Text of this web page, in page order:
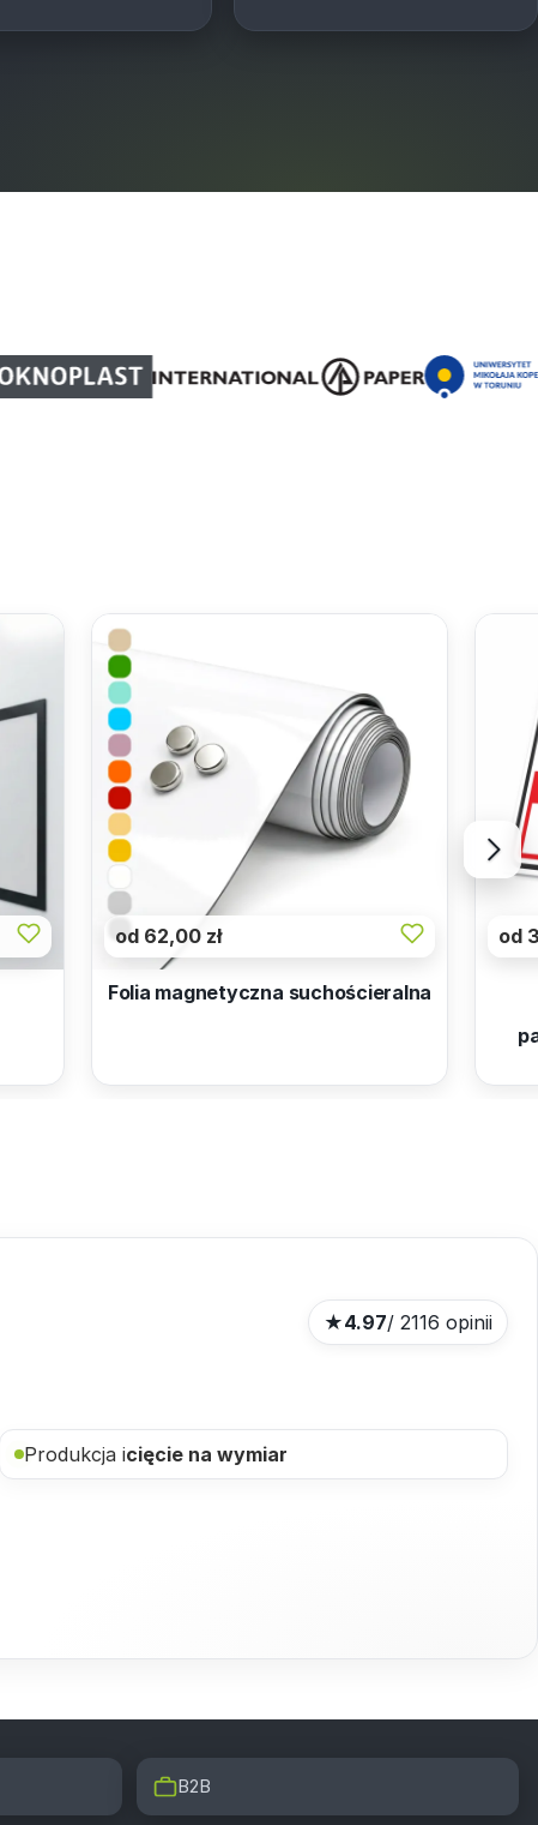
od 62,00 zł
Folia magnetyczna suchościeralna
od
★4.97/ 2116 opinii
Produkcja icięcie na wymiar
B2B